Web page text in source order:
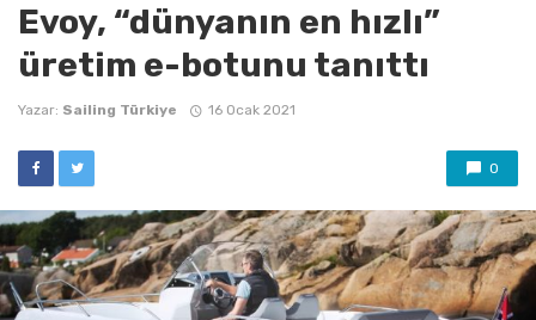
Evoy, “dünyanın en hızlı”
üretim e-botunu tanıttı
Yazar: Sailing Türkiye 16 Ocak 2021
0